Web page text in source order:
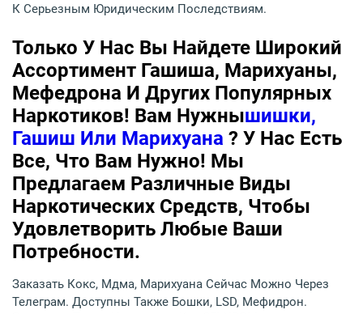
К Серьезным Юридическим Последствиям.
Только У Нас Вы Найдете Широкий
Ассортимент Гашиша, Марихуаны,
Мефедрона И Других Популярных
Наркотиков! Вам НужныШишки,
Гашиш Или Марихуана ? У Нас Есть
Все, Что Вам Нужно! Мы
Предлагаем Различные Виды
Наркотических Средств, Чтобы
Удовлетворить Любые Ваши
Потребности.
Заказать Кокс, Мдма, Марихуана Сейчас Можно Через
Телеграм. Доступны Также Бошки, LSD, Мефидрон.